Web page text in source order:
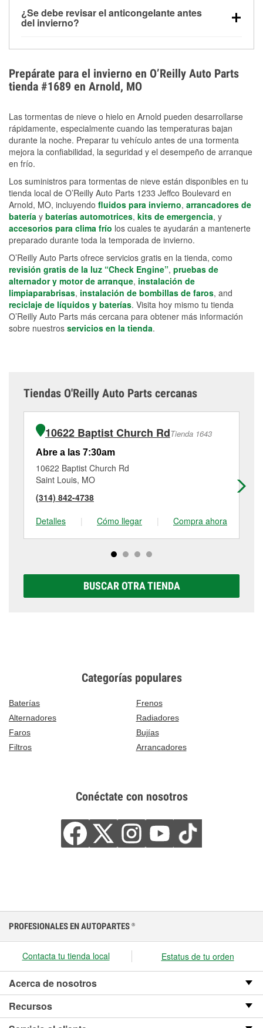
alrededor de 1 PSI por cada 10 °F que baja la
temperatura. Puedes obtener más información sobre
¿Se debe revisar el anticongelante antes
del invierno?
el sobrecalentamiento en condiciones de frío
extremo. Aprende cómo comprobar la protección
anticongelante en nuestra sección How-To.
Prepárate para el invierno en O’Reilly Auto Parts
tienda #1689 en Arnold, MO
Las tormentas de nieve o hielo en Arnold pueden desarrollarse
rápidamente, especialmente cuando las temperaturas bajan
durante la noche. Preparar tu vehículo antes de una tormenta
mejora la confiabilidad, la seguridad y el desempeño de arranque
en frío.
Los suministros para tormentas de nieve están disponibles en tu
tienda local de O’Reilly Auto Parts 1233 Jeffco Boulevard en
Arnold, MO, incluyendo fluidos para invierno, arrancadores de
batería y baterías automotrices, kits de emergencia, y
accesorios para clima frío los cuales te ayudarán a mantenerte
preparado durante toda la temporada de invierno.
O’Reilly Auto Parts ofrece servicios gratis en la tienda, como
revisión gratis de la luz “Check Engine”, pruebas de
alternador y motor de arranque, instalación de
limpiaparabrisas, instalación de bombillas de faros, and
reciclaje de líquidos y baterías. Visita hoy mismo tu tienda
O’Reilly Auto Parts más cercana para obtener más información
sobre nuestros servicios en la tienda.
Tiendas O'Reilly Auto Parts cercanas
10622 Baptist Church RdTienda 1643
Abre a las 7:30am
10622 Baptist Church Rd
Saint Louis, MO
(314) 842-4738
Detalles
| Cómo llegar | Compra ahora
BUSCAR OTRA TIENDA
Categorías populares
Baterías
Frenos
Alternadores
Radiadores
Faros
Bujías
Filtros
Arrancadores
Conéctate con nosotros
PROFESIONALES EN AUTOPARTES ®
Contacta tu tienda local Estatus de tu orden
Acerca de nosotros
Recursos